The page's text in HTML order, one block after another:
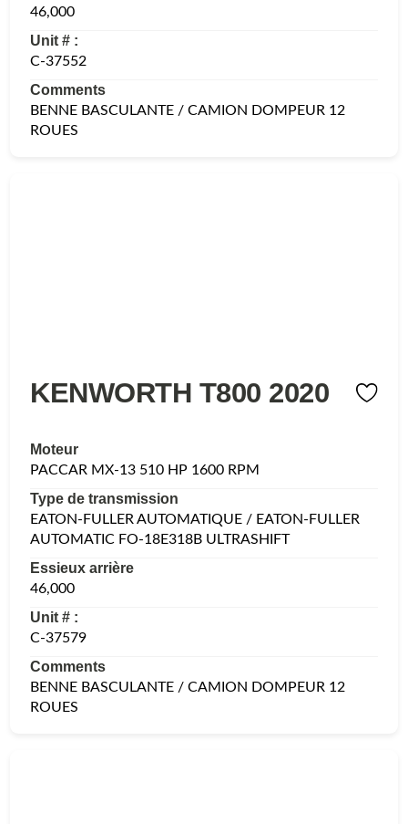
46,000
Unit # :
C-37552
Comments
BENNE BASCULANTE / CAMION DOMPEUR 12
ROUES
KENWORTH T800 2020
Moteur
PACCAR MX-13 510 HP 1600 RPM
Type de transmission
EATON-FULLER AUTOMATIQUE / EATON-FULLER
AUTOMATIC FO-18E318B ULTRASHIFT
Essieux arrière
46,000
Unit # :
C-37579
Comments
BENNE BASCULANTE / CAMION DOMPEUR 12
ROUES